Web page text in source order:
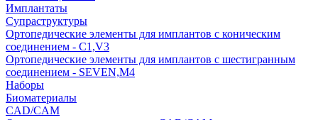
Имплантаты
Супраструктуры
Ортопедические элементы для имплантов с коническим
соединением - C1,V3
Ортопедические элементы для имплантов с шестигранным
соединением - SEVEN,M4
Наборы
Биоматериалы
CAD/CAM